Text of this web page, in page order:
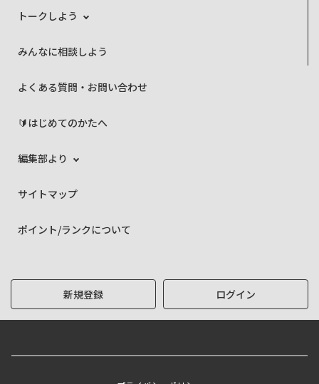
トークしよう
みんなに相談しよう
よくある質問・お問い合わせ
🔰はじめてのかたへ
編集部より
サイトマップ
ポイント/ランクについて
新規登録 ログイン